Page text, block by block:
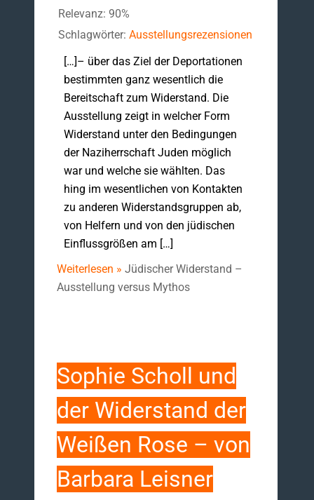
Relevanz: 90%
Schlagwörter: Ausstellungsrezensionen
[…]– über das Ziel der Deportationen
bestimmten ganz wesentlich die
Bereitschaft zum Widerstand. Die
Ausstellung zeigt in welcher Form
Widerstand unter den Bedingungen
der Naziherrschaft Juden möglich
war und welche sie wählten. Das
hing im wesentlichen von Kontakten
zu anderen Widerstandsgruppen ab,
von Helfern und von den jüdischen
Einflussgrößen am […]
Weiterlesen » Jüdischer Widerstand –
Ausstellung versus Mythos
Sophie Scholl und
der Widerstand der
Weißen Rose – von
Barbara Leisner